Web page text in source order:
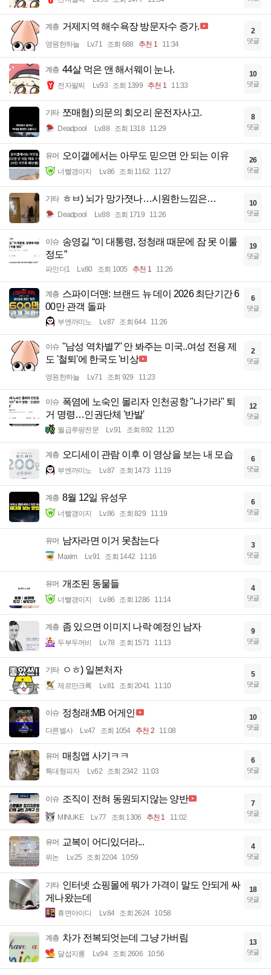
계층 거제지역 해수욕장 방문자수 증가.
영원한하늘 Lv.71 조회 688 추천 1 11:34
2
댓글
계층 44살 먹은 앤 해서웨이 눈나.
전자팔찌 Lv.93 조회 1399 추천 1 11:33
10
댓글
기타 쪼매혐) 의문의 회오리 운전자사고.
Deadpool Lv.88 조회 1318 11:29
8
댓글
유머 오이갤에서는 아무도 믿으면 안 되는 이유
너빨갱이지 Lv.86 조회 1162 11:27
26
댓글
기타 ㅎㅂ) 뇌가 망가졋나…시원한느낌은…
Deadpool Lv.88 조회 1719 11:26
10
댓글
이슈 송영길 “이 대통령, 정청래 때문에 잠 못 이룰
정도”
파인더1 Lv.80 조회 1005 추천 1 11:26
19
댓글
계층 스파이더맨: 브랜드 뉴 데이 2026 최단기간 6
00만 관객 돌파
부엔까미노 Lv.87 조회 644 11:26
6
댓글
이슈 "남성 역차별?" 안 봐주는 미국..여성 전용 제
도 '철퇴'에 한국도 '비상
영원한하늘 Lv.71 조회 929 11:23
2
댓글
이슈 폭염에 노숙인 몰리자 인천공항 "나가라" 퇴
거 명령…인권단체 '반발'
월급루팡전문 Lv.91 조회 892 11:20
12
댓글
계층 오디세이 관람 이후 이 영상을 보는 내 모습
부엔까미노 Lv.87 조회 1473 11:19
6
댓글
계층 8월 12일 유성우
너빨갱이지 Lv.86 조회 829 11:19
6
댓글
유머 남자라면 이거 못참는다
Maxim Lv.91 조회 1442 11:16
3
댓글
유머 개조된 동물들
너빨갱이지 Lv.86 조회 1286 11:14
4
댓글
계층 좀 있으면 이미지 나락 예정인 남자
두부두꺼비 Lv.78 조회 1571 11:13
9
댓글
기타 ㅇㅎ) 일본처자
제르만크록 Lv.81 조회 2041 11:10
5
댓글
이슈 정청래:MB 어게인
다른별사 Lv.47 조회 1054 추천 2 11:08
10
댓글
유머 매칭앱 사기ㅋㅋ
특대형피자 Lv.62 조회 2342 11:03
6
댓글
이슈 조직이 전혀 동원되지않는 양반
MINUKE Lv.77 조회 1306 추천 1 11:02
7
댓글
유머 교복이 어디있더라...
위논 Lv.25 조회 2204 10:59
4
댓글
기타 인터넷 쇼핑몰에 뭐가 가격이 말도 안되게 싸
게나왔는데
휴면아이디 Lv.84 조회 2624 10:58
18
댓글
계층 차가 전복되엇는데 그냥 가버림
달섭지롱 Lv.94 조회 2606 10:56
13
댓글